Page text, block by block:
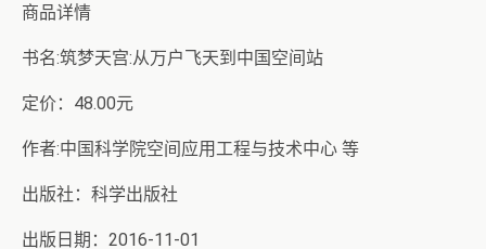
商品详情
书名:筑梦天宫:从万户飞天到中国空间站
定价：48.00元
作者:中国科学院空间应用工程与技术中心 等
出版社：科学出版社
出版日期：2016-11-01